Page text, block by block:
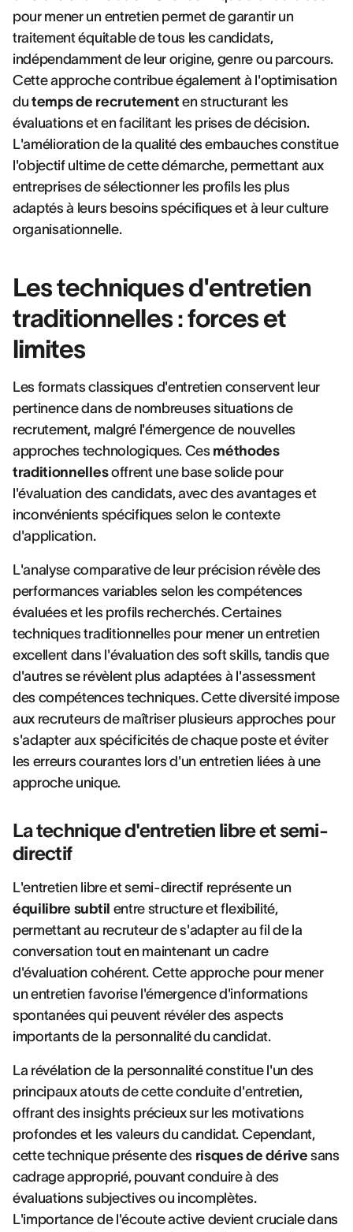
pour mener un entretien permet de garantir un
traitement équitable de tous les candidats,
indépendamment de leur origine, genre ou parcours.
Cette approche contribue également à l'optimisation
dutemps de recrutement en structurant les
évaluations et en facilitant les prises de décision.
L'amélioration de la qualité des embauches constitue
l'objectif ultime de cette démarche, permettant aux
entreprises de sélectionner les profils les plus
adaptés à leurs besoins spécifiques et à leur culture
organisationnelle.
Les techniques d'entretien
traditionnelles : forces et
limites
Les formats classiques d'entretien conservent leur
pertinence dans de nombreuses situations de
recrutement, malgré l'émergence de nouvelles
approches technologiques. Ces méthodes
traditionnellesoffrent une base solide pour
l'évaluation des candidats, avec des avantages et
inconvénients spécifiques selon le contexte
d'application.
L'analyse comparative de leur précision révèle des
performances variables selon les compétences
évaluées et les profils recherchés. Certaines
techniques traditionnelles pour mener un entretien
excellent dans l'évaluation des soft skills, tandis que
d'autres se révèlent plus adaptées à l'assessment
des compétences techniques. Cette diversité impose
aux recruteurs de maîtriser plusieurs approches pour
s'adapter aux spécificités de chaque poste et éviter
les erreurs courantes lors d'un entretien liées à une
approche unique.
La technique d'entretien libre et semi-
directif
L'entretien libre et semi-directif représente un
équilibre subtil entre structure et flexibilité,
permettant au recruteur de s'adapter au fil de la
conversation tout en maintenant un cadre
d'évaluation cohérent. Cette approche pour mener
un entretien favorise l'émergence d'informations
spontanées qui peuvent révéler des aspects
importants de la personnalité du candidat.
La révélation de la personnalité constitue l'un des
principaux atouts de cette conduite d'entretien,
offrant des insights précieux sur les motivations
profondes et les valeurs du candidat. Cependant,
cette technique présente des risques de dérive sans
cadrage approprié, pouvant conduire à des
évaluations subjectives ou incomplètes.
L'importance de l'écoute active devient cruciale dans